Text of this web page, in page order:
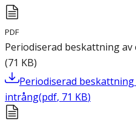
PDF
Periodiserad beskattning
(71 KB)
Periodiserad
intrång(pdf, 71 KB)